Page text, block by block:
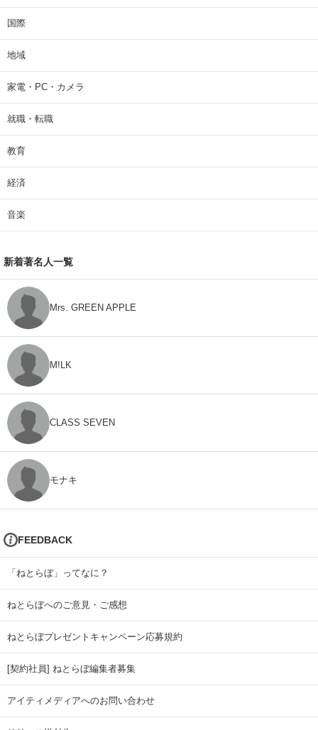
国際
地域
家電・PC・カメラ
就職・転職
教育
経済
音楽
新着著名人一覧
Mrs. GREEN APPLE
M!LK
CLASS SEVEN
モナキ
FEEDBACK
「ねとらぼ」ってなに？
ねとらぼへのご意見・ご感想
ねとらぼプレゼントキャンペーン応募規約
[契約社員] ねとらぼ編集者募集
アイティメディアへのお問い合わせ